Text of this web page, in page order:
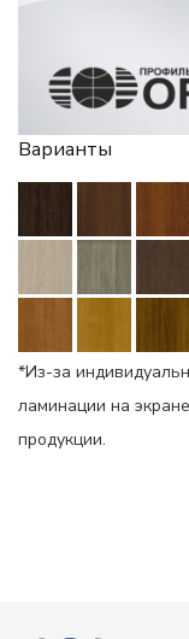
Варианты
*Из-за
ламинации на
продукции.